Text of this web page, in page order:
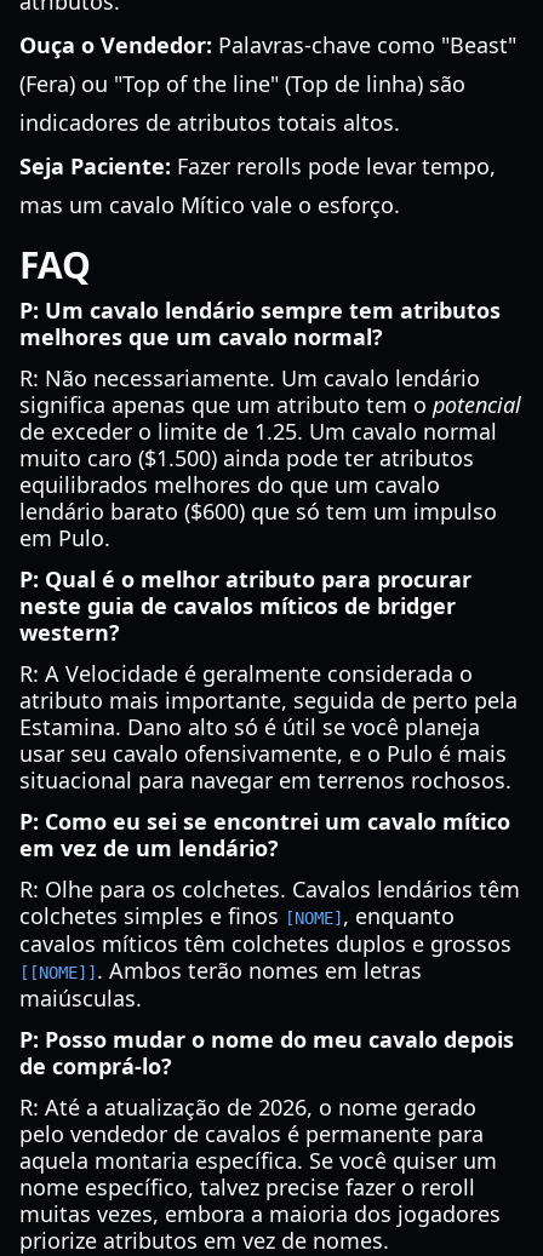
Ouça o Vendedor: Palavras-chave como "Beast"
(Fera) ou "Top of the line" (Top de linha) são
indicadores de atributos totais altos.
Seja Paciente: Fazer rerolls pode levar tempo,
mas um cavalo Mítico vale o esforço.
FAQ
P: Um cavalo lendário sempre tem atributos
melhores que um cavalo normal?
R: Não necessariamente. Um cavalo lendário
significa apenas que um atributo tem o potencial
de exceder o limite de 1.25. Um cavalo normal
muito caro ($1.500) ainda pode ter atributos
equilibrados melhores do que um cavalo
lendário barato ($600) que só tem um impulso
em Pulo.
P: Qual é o melhor atributo para procurar
neste guia de cavalos míticos de bridger
western?
R: A Velocidade é geralmente considerada o
atributo mais importante, seguida de perto pela
Estamina. Dano alto só é útil se você planeja
usar seu cavalo ofensivamente, e o Pulo é mais
situacional para navegar em terrenos rochosos.
P: Como eu sei se encontrei um cavalo mítico
em vez de um lendário?
R: Olhe para os colchetes. Cavalos lendários têm
colchetes simples e finos
[NOME] , enquanto
cavalos míticos têm colchetes duplos e grossos
[[NOME]] . Ambos terão nomes em letras
maiúsculas.
P: Posso mudar o nome do meu cavalo depois
de comprá-lo?
R: Até a atualização de 2026, o nome gerado
pelo vendedor de cavalos é permanente para
aquela montaria específica. Se você quiser um
nome específico, talvez precise fazer o reroll
muitas vezes, embora a maioria dos jogadores
priorize atributos em vez de nomes.